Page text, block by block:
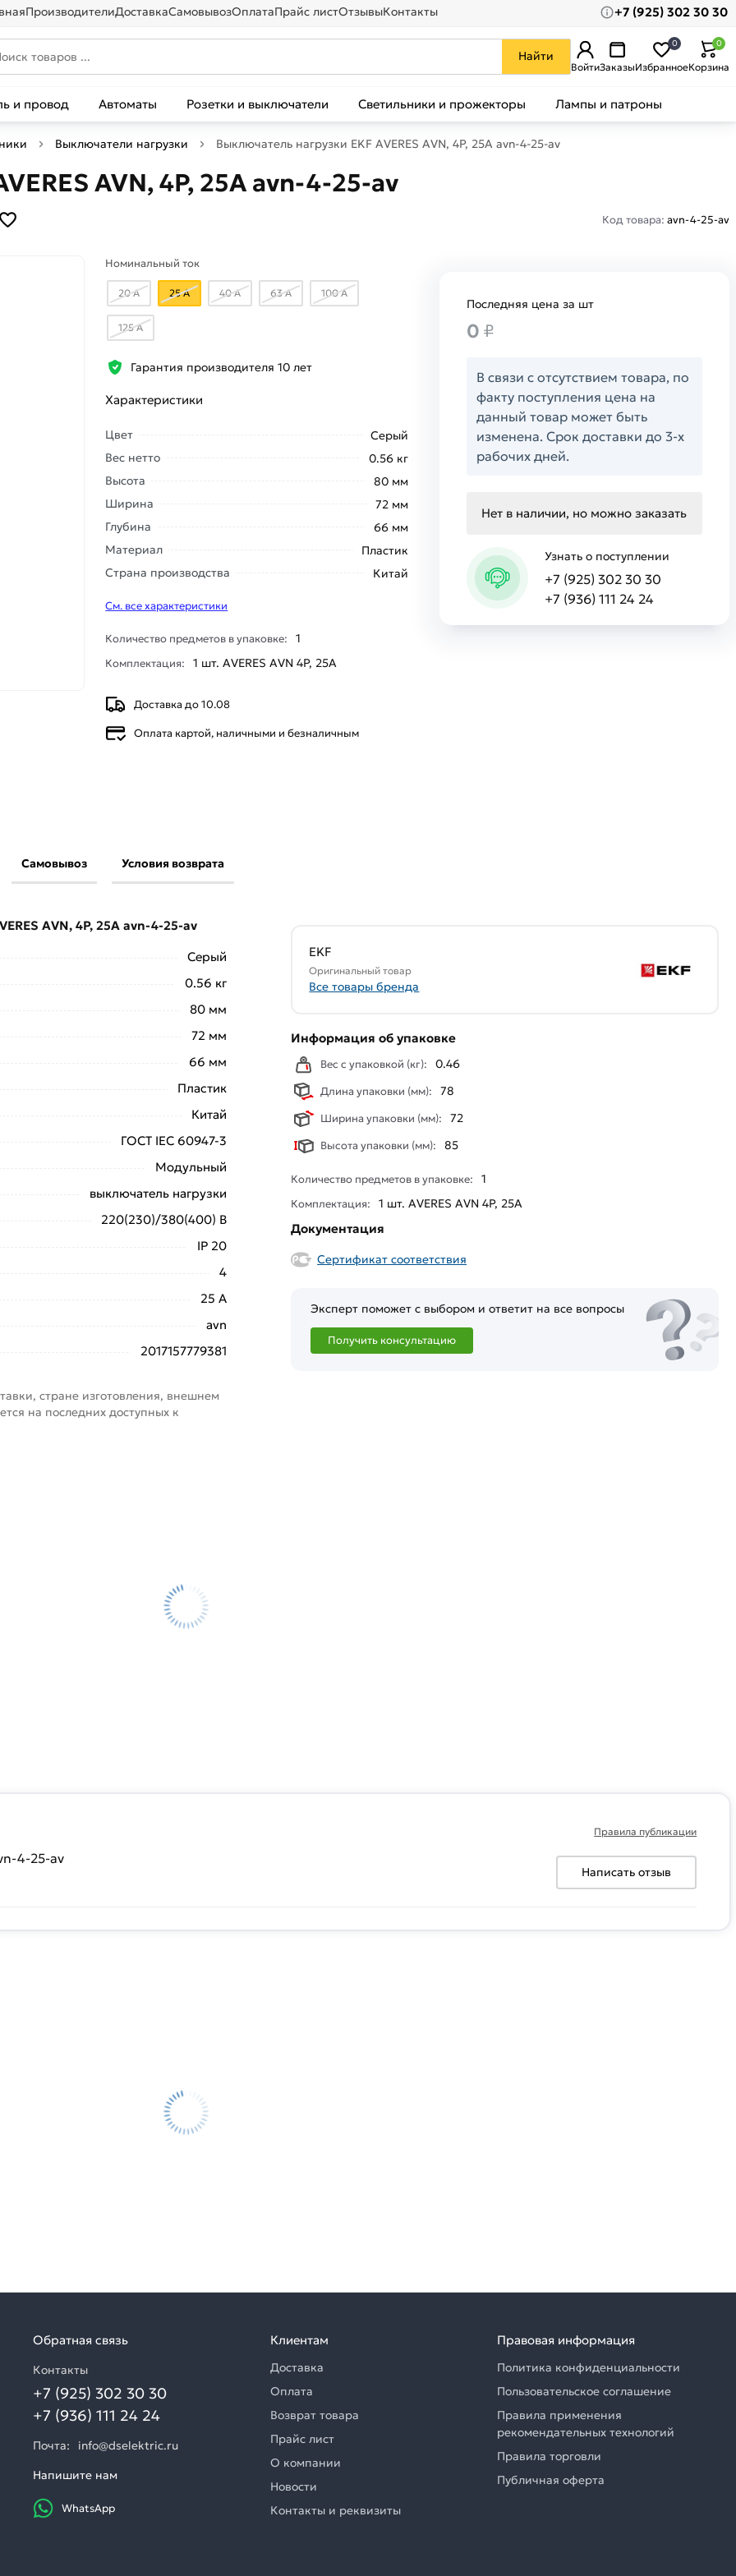
ПроизводителиДоставкаСамовывозОплатаПрайс листОтзывыКонтакты +7 (925) 302 30 30
Найти
ВойтиЗаказыИзбранное
0
Корзина
0
и провод Автоматы Розетки и выключатели Светильники и прожекторы Лампы и патроны
Выключатели нагрузки Выключатель нагрузки EKF AVERES AVN, 4P, 25A avn-4-25-av
AVN, 4P, 25A avn-4-25-av
Код товара: avn-4-25-av
Номинальный ток
20 А 25 А 40 А 63 А 100 А
125 А
Гарантия производителя 10 лет
Характеристики
Цвет
Серый
Вес нетто
0.56 кг
Высота
80 мм
Ширина
72 мм
Глубина
66 мм
Материал
Пластик
Страна производства
Китай
См. все характеристики
Количество предметов в упаковке: 1
Комплектация: 1 шт. AVERES AVN 4P, 25A
Доставка до 10.08
Оплата картой, наличными и безналичным
Последняя цена за шт
0 ₽
В связи с отсутствием товара, по
факту поступления цена на
данный товар может быть
изменена. Срок доставки до 3-х
рабочих дней.
Нет в наличии, но можно заказать
Узнать о поступлении
+7 (925) 302 30 30
+7 (936) 111 24 24
Самовывоз Условия возврата
с Вами для согласования условий
AVN, 4P, 25A avn-4-25-av
Серый
0.56 кг
80 мм
72 мм
66 мм
Пластик
Китай
ГОСТ IEC 60947-3
Модульный
выключатель нагрузки
220(230)/380(400) В
IP 20
4
25 А
avn
2017157779381
стране изготовления, внешнем
на последних доступных к
EKF
Оригинальный товар
Все товары бренда
Информация об упаковке
Вес с упаковкой (кг): 0.46
Длина упаковки (мм): 78
Ширина упаковки (мм): 72
Высота упаковки (мм): 85
Количество предметов в упаковке: 1
Комплектация: 1 шт. AVERES AVN 4P, 25A
Документация
Сертификат соответствия
Эксперт поможет с выбором и ответит на все вопросы
Получить консультацию
4-25-av
Правила публикации
Написать отзыв
Обратная связь
Контакты
+7 (925) 302 30 30
+7 (936) 111 24 24
Почта:
info@dselektric.ru
Напишите нам
WhatsApp
Клиентам
Доставка
Оплата
Возврат товара
Прайс лист
О компании
Новости
Контакты и реквизиты
Правовая информация
Политика конфиденциальности
Пользовательское соглашение
Правила применения
рекомендательных технологий
Правила торговли
Публичная оферта